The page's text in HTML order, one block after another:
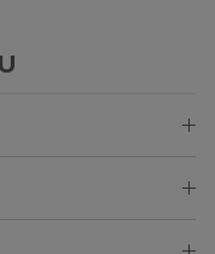
- stačí ho
Vychutnávajte